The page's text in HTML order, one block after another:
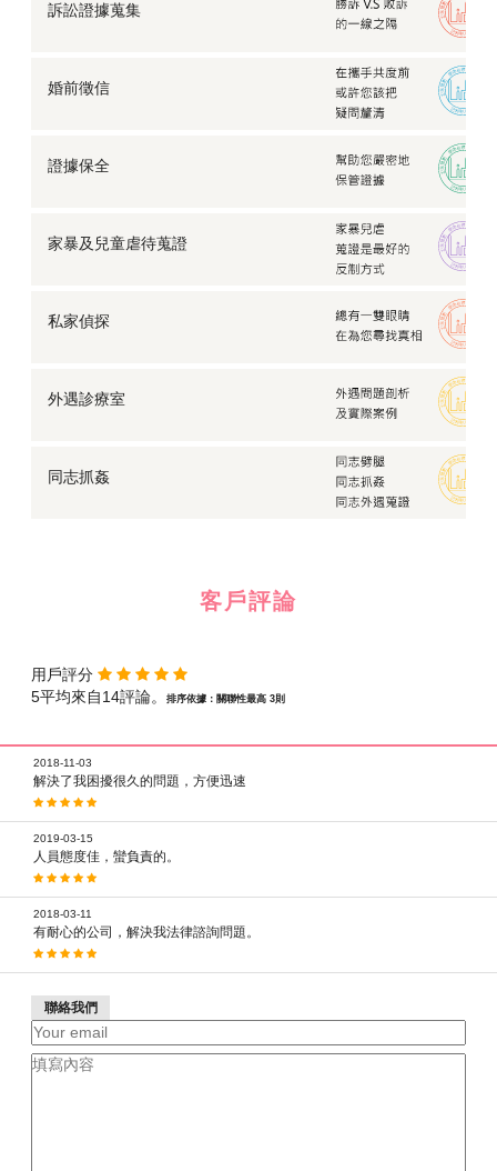
訴訟證據蒐集
婚前徵信
證據保全
家暴及兒童虐待蒐證
私家偵探
外遇診療室
同志抓姦
客戶評論
用戶評分
5平均來自14評論。
排序依據：關聯性最高 3則
2018-11-03
解決了我困擾很久的問題，方便迅速
2019-03-15
人員態度佳，蠻負責的。
2018-03-11
有耐心的公司，解決我法律諮詢問題。
聯絡我們